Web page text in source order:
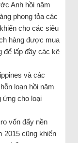
Anh hồi năm
phong tỏa các
cho các siêu
hàng được mua
để lấp đầy các kệ
và các
loạn hồi năm
ứng cho loại
vốn đẩy nền
2015 cũng khiến